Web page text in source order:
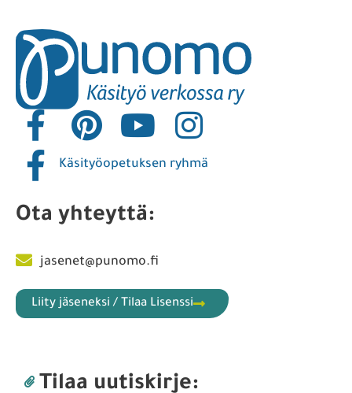
Käsityöopetuksen ryhmä
Ota yhteyttä:
jasenet@punomo.fi
Liity jäseneksi / Tilaa Lisenssi
Tilaa uutiskirje: